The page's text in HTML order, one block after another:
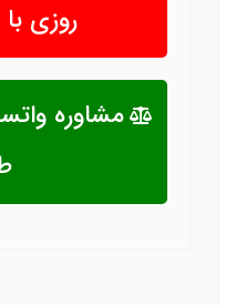
روزی
مشاوره